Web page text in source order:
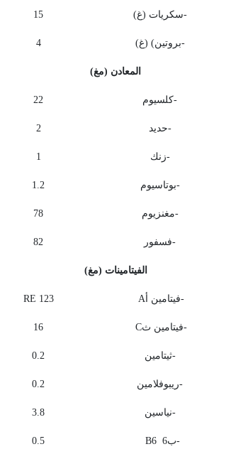
-سكريات (غ) 15
-بروتين( (غ) 4
المعادن (مغ(
-كلسيوم 22
-حديد 2
-زنك 1
-بوتاسيوم 1.2
-مغنزيوم 78
-فسفور 82
الفيتامينات (مغ)
-فيتامين أ A
RE 123
-فيتامين ثC
16
-ثيتامين 0.2
-ريبوفلامين 0.2
-نياسين 3.8
-بB6 6
0.5